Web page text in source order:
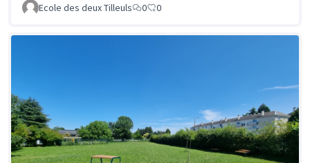
Ecole des deux Tilleuls
0 0